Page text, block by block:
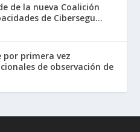
de la nueva Coalición
de Cibersegu...
por primera vez
de observación de